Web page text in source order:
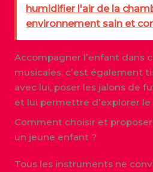
humidifier l'air de la
environnement sain et
Accompagner l’enfant dans
musicales, c’est également
avec lui, poser les jalons de
et lui permettre d’explorer
Comment choisir et
un jeune enfant ?
Tous les instruments ne